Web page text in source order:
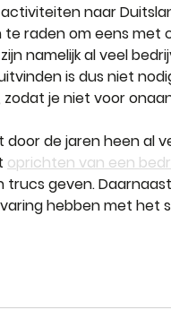
activiteiten naar
raden om eens met
namelijk al veel
is dus niet
zodat je niet voor
de jaren heen al
oprichten van een
geven.
hebben met het